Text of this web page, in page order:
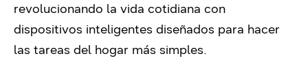
revolucionando la vida cotidiana con
dispositivos inteligentes diseñados para hacer
las tareas del hogar más simples.